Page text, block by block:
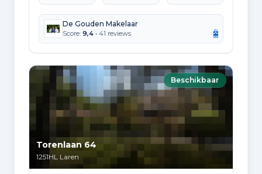
De Gouden Makelaar
Score: 9,4 • 41 reviews
Beschikbaar
Torenlaan 64
1251HL Laren